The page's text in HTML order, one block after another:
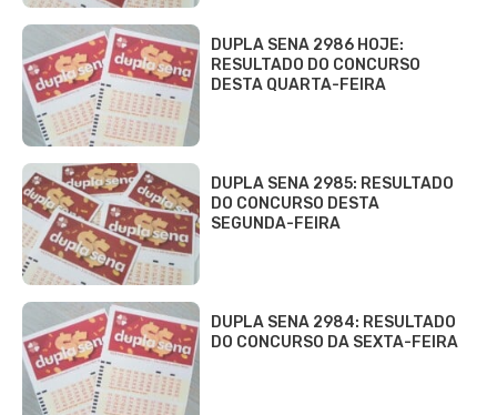
DUPLA SENA 2986 HOJE:
RESULTADO DO CONCURSO
DESTA QUARTA-FEIRA
DUPLA SENA 2985: RESULTADO
DO CONCURSO DESTA
SEGUNDA-FEIRA
DUPLA SENA 2984: RESULTADO
DO CONCURSO DA SEXTA-FEIRA